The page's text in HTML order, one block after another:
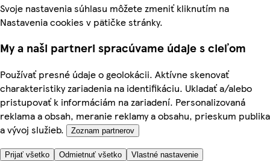
Svoje nastavenia súhlasu môžete zmeniť kliknutím na
Nastavenia cookies v pätičke stránky.
My a naši partneri spracúvame údaje s cieľom
Používať presné údaje o geolokácii. Aktívne skenovať
charakteristiky zariadenia na identifikáciu. Ukladať a/alebo
pristupovať k informáciám na zariadení. Personalizovaná
reklama a obsah, meranie reklamy a obsahu, prieskum publika
a vývoj služieb.
Zoznam partnerov
Prijať všetko Odmietnuť všetko Vlastné nastavenie